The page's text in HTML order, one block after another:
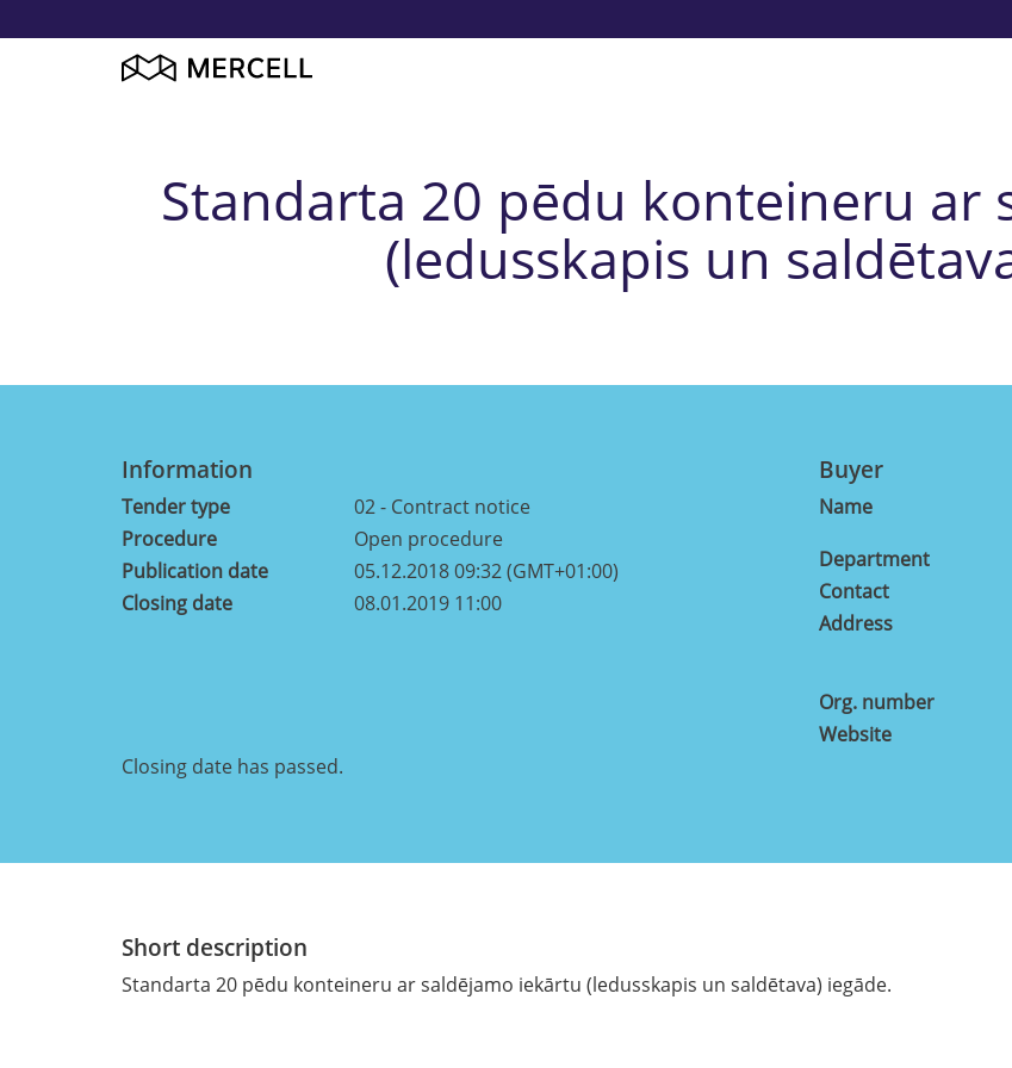
Standarta 20 pēdu konteineru ar
(ledusskapis un
Information
Tender type
02 - Contract notice
Procedure
Open procedure
Publication date
05.12.2018 09:32 (GMT+01:00)
Closing date
08.01.2019 11:00
Buyer
Name
Department
Contact
Address
Org. number
Website
Closing date has passed.
Short description
Standarta 20 pēdu konteineru ar saldējamo iekārtu (ledusskapis un saldētava) iegāde.